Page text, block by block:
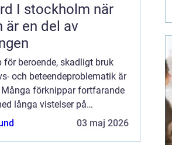
I stockholm när
är en del av
för beroende, skadligt bruk
och beteendeproblematik är
förknippar fortfarande
långa vistelser på
Samtidigt visar forskning
03 maj 2026